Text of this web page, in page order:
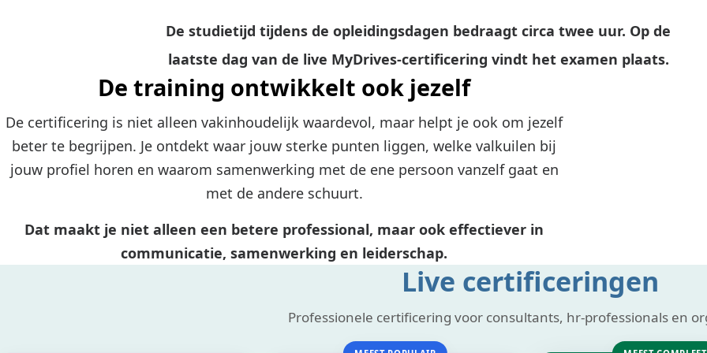
De studietijd tijdens de opleidingsdagen bedraagt circa twee uur. Op de
laatste dag van de live MyDrives-certificering vindt het examen plaats.
De training ontwikkelt ook jezelf
De certificering is niet alleen vakinhoudelijk waardevol, maar helpt je ook om jezelf
beter te begrijpen. Je ontdekt waar jouw sterke punten liggen, welke valkuilen bij
jouw profiel horen en waarom samenwerking met de ene persoon vanzelf gaat en
met de andere schuurt.
Dat maakt je niet alleen een betere professional, maar ook effectiever in
communicatie, samenwerking en leiderschap.
Live certificeringen
Professionele certificering voor consultants, hr-professionals en